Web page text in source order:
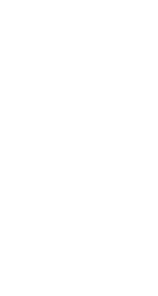
prstom.